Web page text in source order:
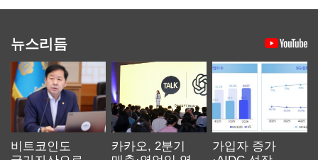
뉴스리듬
비트코인도
카카오, 2분기
가입자 증가